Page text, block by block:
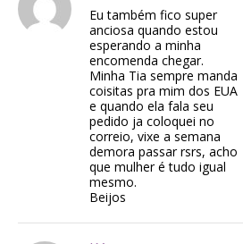
Eu também fico super
anciosa quando estou
esperando a minha
encomenda chegar.
Minha Tia sempre manda
coisitas pra mim dos EUA
e quando ela fala seu
pedido ja coloquei no
correio, vixe a semana
demora passar rsrs, acho
que mulher é tudo igual
mesmo.
Beijos